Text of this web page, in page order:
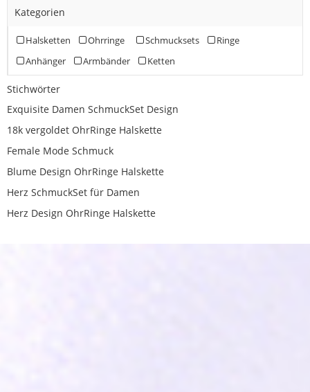
Kategorien
Halsketten Ohrringe Schmucksets
Ringe
Anhänger
Armbänder Ketten
Stichwörter
Exquisite Damen SchmuckSet Design
18k vergoldet OhrRinge Halskette
Female Mode Schmuck
Blume Design OhrRinge Halskette
Herz SchmuckSet für Damen
Herz Design OhrRinge Halskette